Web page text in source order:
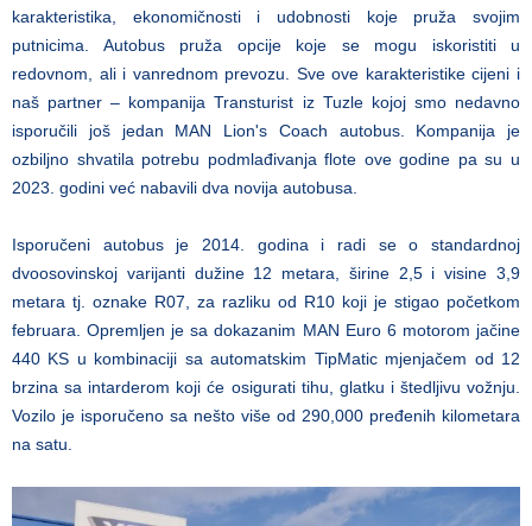
karakteristika, ekonomičnosti i udobnosti koje pruža svojim
putnicima. Autobus pruža opcije koje se mogu iskoristiti u
redovnom, ali i vanrednom prevozu. Sve ove karakteristike cijeni i
naš partner – kompanija Transturist iz Tuzle kojoj smo nedavno
isporučili još jedan MAN Lion's Coach autobus. Kompanija je
ozbiljno shvatila potrebu podmlađivanja flote ove godine pa su u
2023. godini već nabavili dva novija autobusa.
Isporučeni autobus je 2014. godina i radi se o standardnoj
dvoosovinskoj varijanti dužine 12 metara, širine 2,5 i visine 3,9
metara tj. oznake R07, za razliku od R10 koji je stigao početkom
februara. Opremljen je sa dokazanim MAN Euro 6 motorom jačine
440 KS u kombinaciji sa automatskim TipMatic mjenjačem od 12
brzina sa intarderom koji će osigurati tihu, glatku i štedljivu vožnju.
Vozilo je isporučeno sa nešto više od 290,000 pređenih kilometara
na satu.